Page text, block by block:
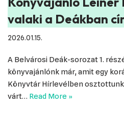
valaki a Deákban
2026.01.15.
A Belvárosi Deák-sorozat 1.
könyvajánlónk már, amit egy
Könyvtár Hírlevélben
várt… Read More »